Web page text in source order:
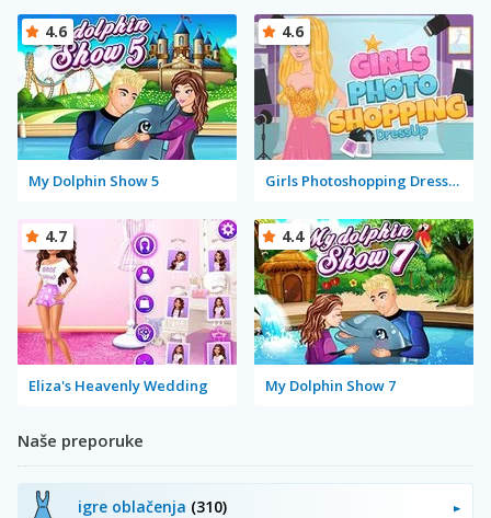
My Dolphin Show 5
4.6
Girls Photoshopping Dressup
4.6
Eliza's Heavenly Wedding
4.7
My Dolphin Show 7
4.4
Naše preporuke
igre oblačenja (310)